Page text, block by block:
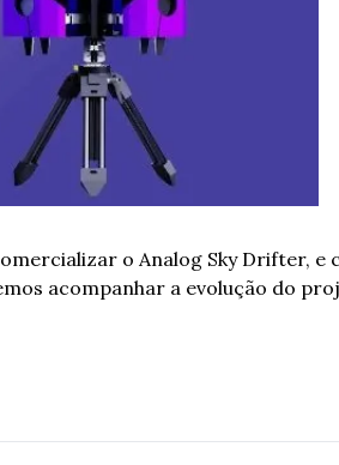
o Analog Sky Drifter, e